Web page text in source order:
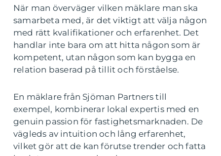
När man överväger vilken mäklare man ska
samarbeta med, är det viktigt att välja någon
med rätt kvalifikationer och erfarenhet. Det
handlar inte bara om att hitta någon som är
kompetent, utan någon som kan bygga en
relation baserad på tillit och förståelse.
En mäklare från Sjöman Partners till
exempel, kombinerar lokal expertis med en
genuin passion för fastighetsmarknaden. De
vägleds av intuition och lång erfarenhet,
vilket gör att de kan förutse trender och fatta